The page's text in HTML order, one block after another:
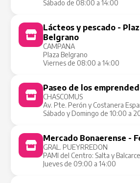
Sábado de 08:00 a 14:00
Lácteos y pescado -
Belgrano
CAMPANA
Plaza Belgrano
Viernes de 08:00 a 14:00
Paseo de los
CHASCOMUS
Av. Pte. Perón y Costanera
Sábado y Domingo de 10:00 a
Mercado Bonaerense -
GRAL. PUEYRREDON
PAMI del Centro: Salta y Balcarce
Jueves de 09:00 a 14:00